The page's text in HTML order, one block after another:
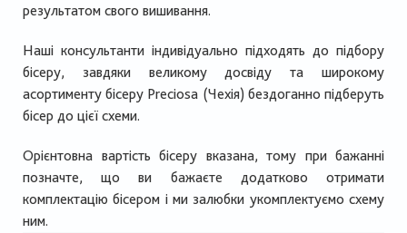
результатом свого вишивання.
Наші консультанти індивідуально підходять до підбору
бісеру, завдяки великому досвіду та широкому
асортименту бісеру Preciosa (Чехія) бездоганно підберуть
бісер до цієї схеми.
Орієнтовна вартість бісеру вказана, тому при бажанні
позначте, що ви бажаєте додатково отримати
комплектацію бісером і ми залюбки укомплектуємо схему
ним.